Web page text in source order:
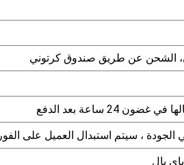
، الشحن عن طريق صندوق كرتوني
24 ساعة بعد الدفع
، سيتم استبدال العميل على الفور